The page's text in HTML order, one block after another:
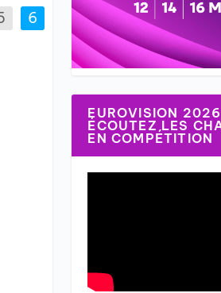
6
EUROVISION
ÉCOUTEZ LES
EN COMPÉTITION